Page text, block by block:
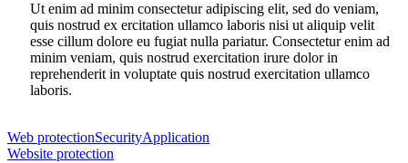
Ut enim ad minim consectetur adipiscing elit, sed do veniam,
quis nostrud ex ercitation ullamco laboris nisi ut aliquip velit
esse cillum dolore eu fugiat nulla pariatur. Consectetur enim ad
minim veniam, quis nostrud exercitation irure dolor in
reprehenderit in voluptate quis nostrud exercitation ullamco
laboris.
Web protectionSecurityApplication
Website protection